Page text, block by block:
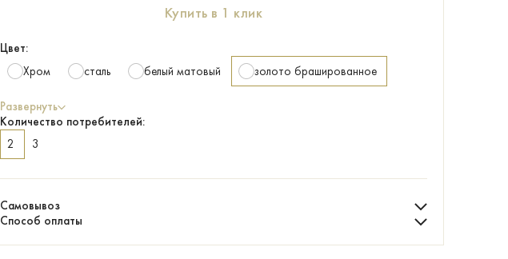
Купить в 1 клик
Цвет:
Хром
сталь белый матовый золото брашированное
Развернуть
Количество потребителей:
2
3
Самовывоз
Способ оплаты